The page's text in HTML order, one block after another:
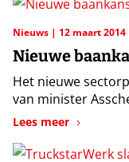
Nieuws 12 maart 2014
Nieuwe
Het nieuwe
van minister
Lees meer